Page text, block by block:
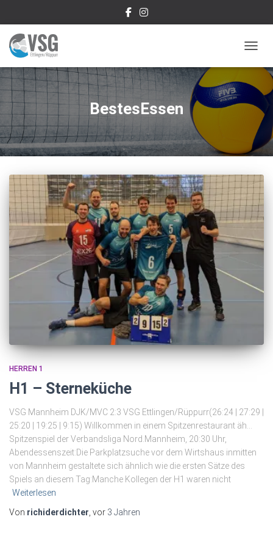
BestesEssen
HERREN 1
H1 – Sterneküche
VSG Mannheim DJK/MVC 2:3 VSG Ettlingen/Rüppurr(26:24 | 27:29 |
25:20 | 19:25 | 9:15) Willkommen in einem Spitzenrestaurant äh…
Spitzenspiel der Verbandsliga Nord.Mannheim, 20:30 Uhr,
Abendessenszeit:Die Parkplatzsuche vor dem Wirtshaus inmitten
von Mannheim gestaltete sich ähnlich wie die ersten Sätze des
Spiels an diesem Tag:Manche Kollegen der H1 waren nicht
Weiterlesen
Von richiderdichter , vor 3 Jahren